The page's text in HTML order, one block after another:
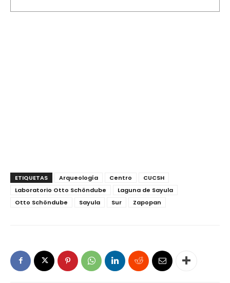
ETIQUETAS Arqueología Centro
CUCSH
Laboratorio Otto Schöndube
Laguna de Sayula
Otto Schöndube
Sayula Sur Zapopan